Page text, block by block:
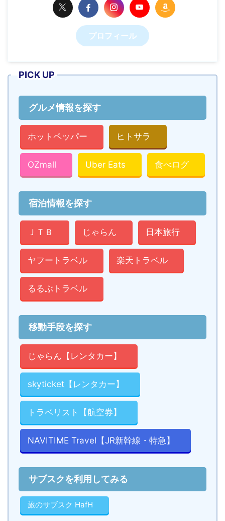
プロフィール
PICK UP
グルメ情報を探す
ホットペッパー ヒトサラ
OZmall Uber Eats 食べログ
宿泊情報を探す
ＪＴＢ じゃらん 日本旅行
ヤフートラベル 楽天トラベル
るるぶトラベル
移動手段を探す
じゃらん【レンタカー】
skyticket【レンタカー】
トラベリスト【航空券】
NAVITIME Travel【JR新幹線・特急】
サブスクを利用してみる
旅のサブスク HafH